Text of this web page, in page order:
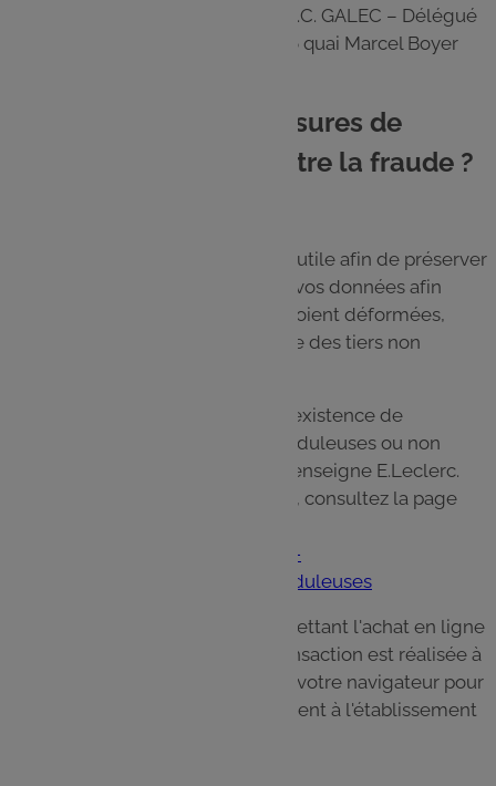
à l'adresse postale suivante : S.C. GALEC – Délégué
à la Protection des Données - 26 quai Marcel Boyer
10. Quelles sont les mesures de
sécurité et de lutte contre la fraude ?
Le GALEC prend toute précaution utile afin de préserver
la sécurité et la confidentialité de vos données afin
notamment d'empêcher qu'elles soient déformées,
endommagées, divulguées, et que des tiers non
Nous attirons votre attention sur l'existence de
nombreuses communications frauduleuses ou non
autorisées usurpant l'identité de l'enseigne E.Leclerc.
Pour toute information sur le sujet, consultez la page
leclerc.com/catalogue/questions-
frequentes/communications-frauduleuses
Le Site est un site marchand permettant l'achat en ligne
par carte bancaire. A ce titre, la transaction est réalisée à
travers une connexion cryptée via votre navigateur pour
transmettre les données directement à l'établissement